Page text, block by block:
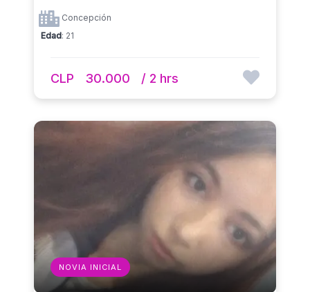
Concepción
Edad: 21
CLP 30.000 / 2 hrs
NOVIA INICIAL